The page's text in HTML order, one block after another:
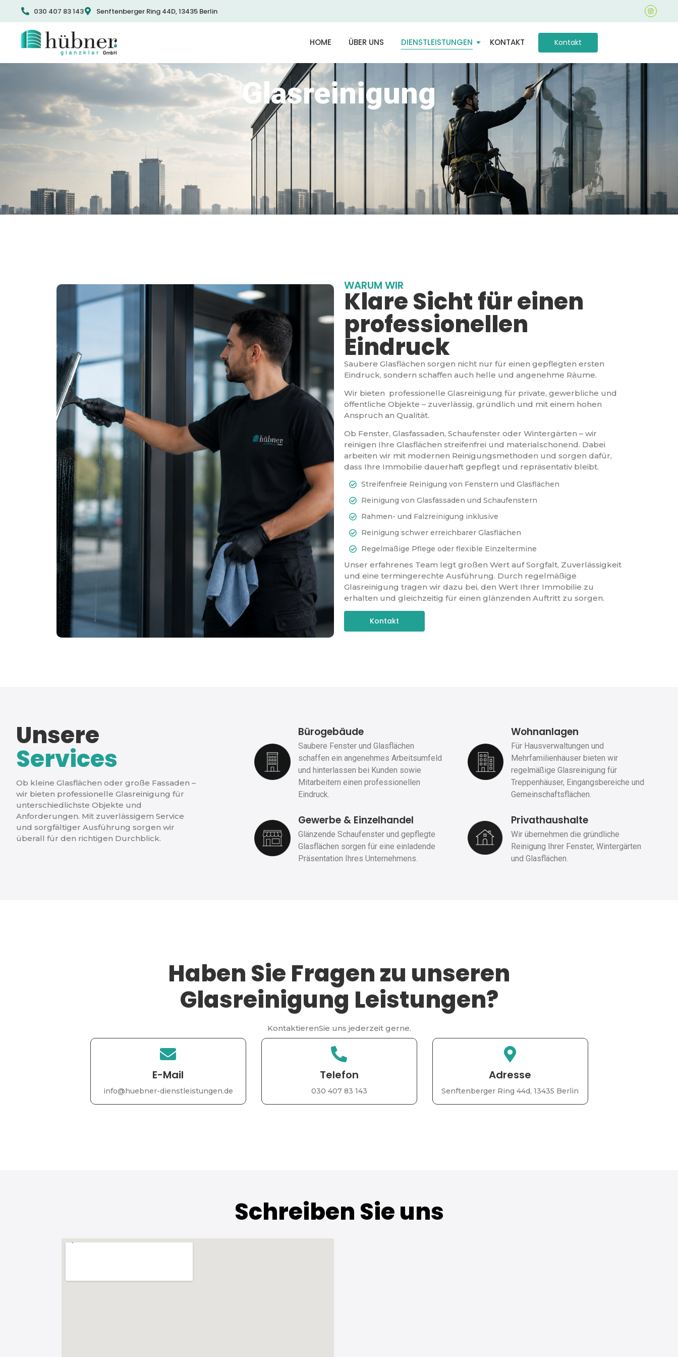
030 407 83 143 Senftenberger Ring 44D, 13435 Berlin
HOME ÜBER UNS DIENSTLEISTUNGEN KONTAKT Kontakt
Glasreinigung
WARUM WIR
Klare Sicht für einen
professionellen
Eindruck
Saubere Glasflächen sorgen nicht nur für einen gepflegten ersten
Eindruck, sondern schaffen auch helle und angenehme Räume.
Wir bieten professionelle Glasreinigung für private, gewerbliche und
öffentliche Objekte – zuverlässig, gründlich und mit einem hohen
Anspruch an Qualität.
Ob Fenster, Glasfassaden, Schaufenster oder Wintergärten – wir
reinigen Ihre Glasflächen streifenfrei und materialschonend. Dabei
arbeiten wir mit modernen Reinigungsmethoden und sorgen dafür,
dass Ihre Immobilie dauerhaft gepflegt und repräsentativ bleibt.
Streifenfreie Reinigung von Fenstern und Glasflächen
Reinigung von Glasfassaden und Schaufenstern
Rahmen- und Falzreinigung inklusive
Reinigung schwer erreichbarer Glasflächen
Regelmäßige Pflege oder flexible Einzeltermine
Unser erfahrenes Team legt großen Wert auf Sorgfalt, Zuverlässigkeit
und eine termingerechte Ausführung. Durch regelmäßige
Glasreinigung tragen wir dazu bei, den Wert Ihrer Immobilie zu
erhalten und gleichzeitig für einen glänzenden Auftritt zu sorgen.
Kontakt
Unsere
Services
Ob kleine Glasflächen oder große Fassaden –
wir bieten professionelle Glasreinigung für
unterschiedlichste Objekte und
Anforderungen. Mit zuverlässigem Service
und sorgfältiger Ausführung sorgen wir
überall für den richtigen Durchblick.
Bürogebäude
Saubere Fenster und Glasflächen
schaffen ein angenehmes Arbeitsumfeld
und hinterlassen bei Kunden sowie
Mitarbeitern einen professionellen
Eindruck.
Gewerbe & Einzelhandel
Glänzende Schaufenster und gepflegte
Glasflächen sorgen für eine einladende
Präsentation Ihres Unternehmens.
Wohnanlagen
Für Hausverwaltungen und
Mehrfamilienhäuser bieten wir
regelmäßige Glasreinigung für
Treppenhäuser, Eingangsbereiche und
Gemeinschaftsflächen.
Privathaushalte
Wir übernehmen die gründliche
Reinigung Ihrer Fenster, Wintergärten
und Glasflächen.
Haben Sie Fragen zu unseren
Glasreinigung Leistungen?
KontaktierenSie uns jederzeit gerne.
E-Mail
info@huebner-dienstleistungen.de
Telefon
030 407 83 143
Adresse
Senftenberger Ring 44d, 13435 Berlin
Schreiben Sie uns